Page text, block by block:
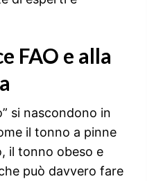
FAO e alla
si nascondono in
il tonno a pinne
il tonno obeso e
può davvero fare